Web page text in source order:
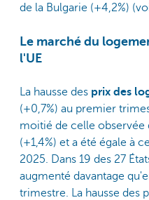
de la Bulgarie (+4,2%)
Le marché du
l'UE
La hausse des prix des
(+0,7%) au premier
moitié de celle observée
(+1,4%) et a été égale à
2025. Dans 19 des 27
augmenté davantage
trimestre. La hausse des